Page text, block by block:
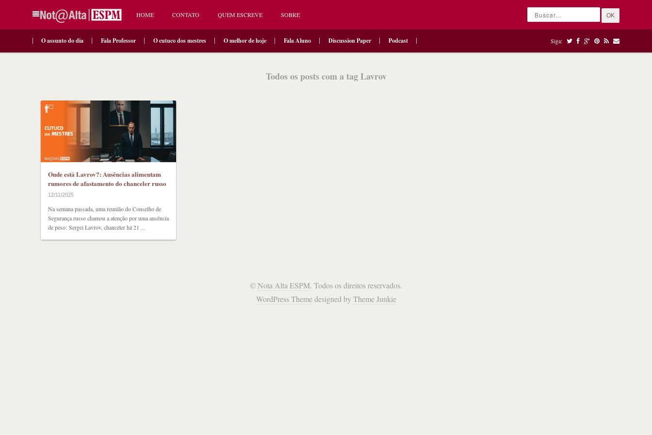
HOME CONTATO QUEM ESCREVE SOBRE OK
O assunto do dia Fala Professor O cutuco dos mestres O melhor de hoje Fala Aluno Discussion Paper Podcast Siga:
Todos os posts com a tag Lavrov
Onde está Lavrov?: Ausências alimentam
rumores de afastamento do chanceler russo
12/11/2025
Na semana passada, uma reunião do Conselho de
Segurança russo chamou a atenção por uma ausência
de peso: Sergei Lavrov, chanceler há 21 ...
©Nota Alta ESPM. Todos os direitos reservados.
WordPress Themedesigned by Theme Junkie